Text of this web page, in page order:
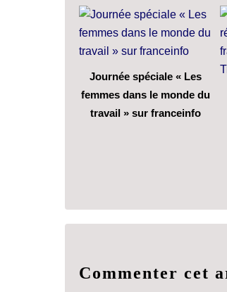
Journée spéciale « Les
femmes dans le monde du
travail » sur franceinfo
Commenter cet